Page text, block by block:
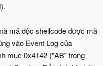
mã độc shellcode được mã
vào Event Log của
mục 0x4142 ("AB" trong